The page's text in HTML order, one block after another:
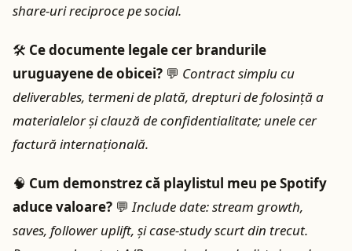
share‑uri reciproce pe social.
🛠️ Ce documente legale cer brandurile
uruguayene de obicei? 💬 Contract simplu cu
deliverables, termeni de plată, drepturi de folosință a
materialelor și clauză de confidentialitate; unele cer
factură internațională.
🧠 Cum demonstrez că playlistul meu pe Spotify
aduce valoare? 💬Include date: stream growth,
saves, follower uplift, și case‑study scurt din trecut.